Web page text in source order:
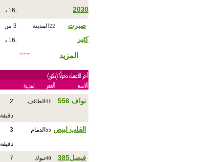
2030
,16 د
صبرت
كثير
22 المدينة 3 س
,16 د
المزيد
نواف 556 41 الطائف 2
دقيقة
القلب لبيض 55 الدمام 3
دقيقة
فيصل385 40تبوك 7